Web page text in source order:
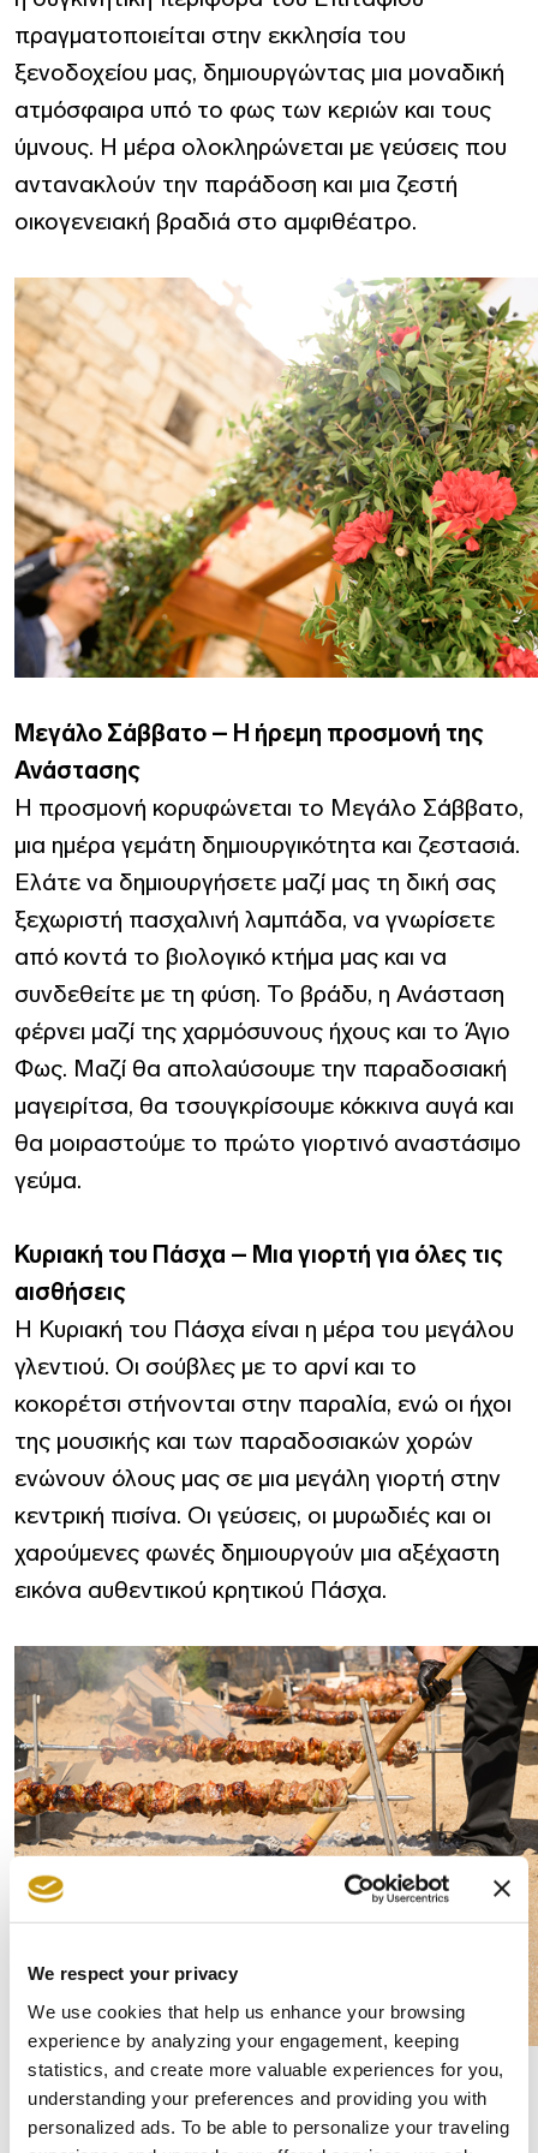
We respect your privacy
We use cookies that help us enhance your browsing
experience by analyzing your engagement, keeping
statistics, and create more valuable experiences for you,
understanding your preferences and providing you with
personalized ads. To be able to personalize your traveling
πραγματοποιείται στην εκκλησία του
ξενοδοχείου μας, δημιουργώντας μια μοναδική
ατμόσφαιρα υπό το φως των κεριών και τους
ύμνους. Η μέρα ολοκληρώνεται με γεύσεις που
αντανακλούν την παράδοση και μια ζεστή
οικογενειακή βραδιά στο αμφιθέατρο.
Μεγάλο Σάββατο – Η ήρεμη προσμονή της
Ανάστασης
Η προσμονή κορυφώνεται το Μεγάλο Σάββατο,
μια ημέρα γεμάτη δημιουργικότητα και ζεστασιά.
Ελάτε να δημιουργήσετε μαζί μας τη δική σας
ξεχωριστή πασχαλινή λαμπάδα, να γνωρίσετε
από κοντά το βιολογικό κτήμα μας και να
συνδεθείτε με τη φύση. Το βράδυ, η Ανάσταση
φέρνει μαζί της χαρμόσυνους ήχους και το Άγιο
Φως. Μαζί θα απολαύσουμε την παραδοσιακή
μαγειρίτσα, θα τσουγκρίσουμε κόκκινα αυγά και
θα μοιραστούμε το πρώτο γιορτινό αναστάσιμο
γεύμα.
Κυριακή του Πάσχα – Μια γιορτή για όλες τις
αισθήσεις
Η Κυριακή του Πάσχα είναι η μέρα του μεγάλου
γλεντιού. Οι σούβλες με το αρνί και το
κοκορέτσι στήνονται στην παραλία, ενώ οι ήχοι
της μουσικής και των παραδοσιακών χορών
ενώνουν όλους μας σε μια μεγάλη γιορτή στην
κεντρική πισίνα. Οι γεύσεις, οι μυρωδιές και οι
χαρούμενες φωνές δημιουργούν μια αξέχαστη
εικόνα αυθεντικού κρητικού Πάσχα.
Δευτέρα του Πάσχα – Αναζωογόνηση
σώματος και πνεύματος